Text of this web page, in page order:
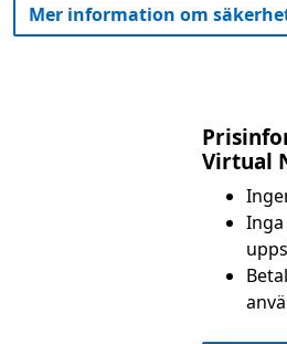
Mer information om
Virtual
Inga